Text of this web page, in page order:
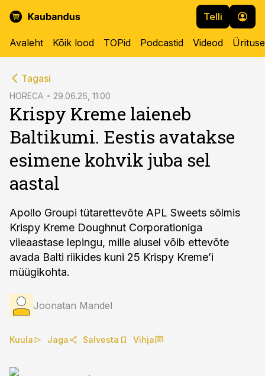
Telli
Avaleht Kõik lood TOPid Podcastid Videod
Tagasi
HORECA 29.06.26, 11:00
Krispy Kreme laieneb
Baltikumi. Eestis avatakse
esimene kohvik juba sel
aastal
Apollo Groupi tütarettevõte APL Sweets sõlmis
Krispy Kreme Doughnut Corporationiga
viieaastase lepingu, mille alusel võib ettevõte
avada Balti riikides kuni 25 Krispy Kreme’i
müügikohta.
Joonatan Mandel
Kuula Jaga Salvesta Vihja